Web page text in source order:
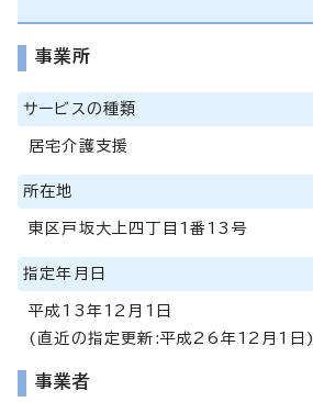
事業所
サービスの種類
居宅介護支援
所在地
東区戸坂大上四丁目1番13号
指定年月日
平成13年12月1日
(直近の指定更新:平成26年12月1日)
事業者